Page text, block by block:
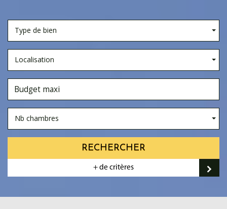
Type de bien
Localisation
Nb chambres
RECHERCHER
+ de critères